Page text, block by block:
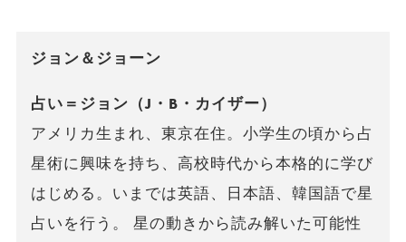
ジョン＆ジョーン
占い＝ジョン（J・B・カイザー）
アメリカ生まれ、東京在住。小学生の頃から占
星術に興味を持ち、高校時代から本格的に学び
はじめる。いまでは英語、日本語、韓国語で星
占いを行う。 星の動きから読み解いた可能性